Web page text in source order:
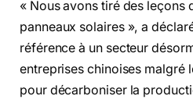
« Nous avons tiré des leçons
panneaux solaires », a
référence à un secteur
entreprises chinoises malgré
pour décarboniser la